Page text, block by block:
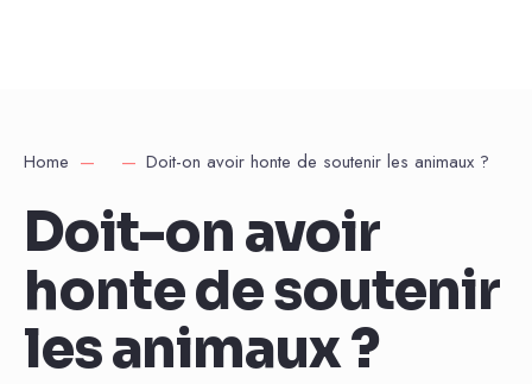
Home Doit-on avoir honte de soutenir les animaux ?
Doit-on avoir
honte de soutenir
les animaux ?